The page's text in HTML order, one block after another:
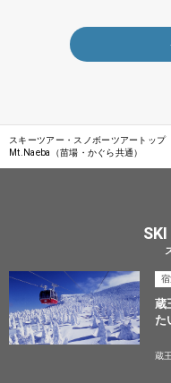
スキーツアー・スノボーツアートップ
Mt.Naeba（苗場・かぐら共通）
蔵
た
蔵